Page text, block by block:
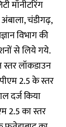
मॉनीटरिंग
चंडीगढ़,
विभाग की
से लिये गये.
स्तर लॉकडाउन
2.5 के स्तर
दर्ज किया
2.5 का स्तर